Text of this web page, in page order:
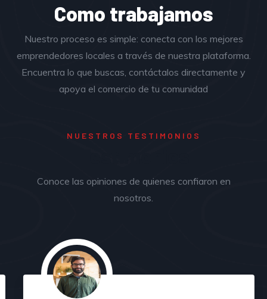
Como trabajamos
Nuestro proceso es simple: conecta con los mejores
emprendedores locales a través de nuestra plataforma.
Encuentra lo que buscas, contáctalos directamente y
apoya el comercio de tu comunidad
NUESTROS TESTIMONIOS
Conoce las opiniones de quienes confiaron en
nosotros.